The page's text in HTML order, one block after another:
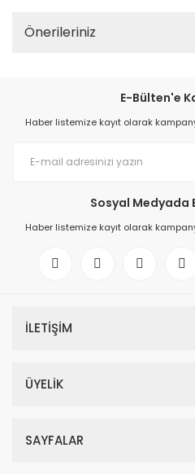
Önerileriniz
E-Bülten'e
Haber listemize kayıt olarak
Sosyal Medyada
Haber listemize kayıt olarak
İLETİŞİM
ÜYELİK
SAYFALAR